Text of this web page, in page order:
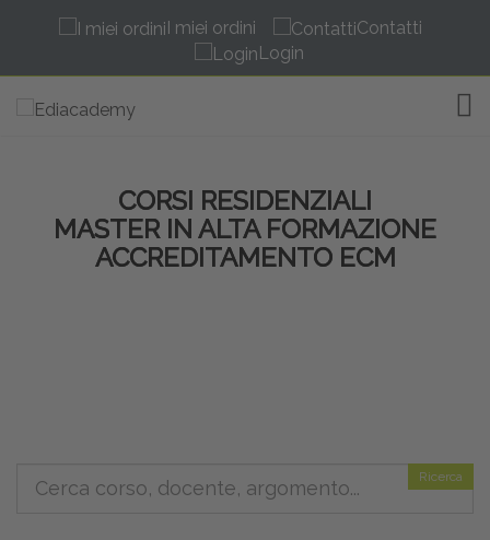
I miei ordini
Contatti
Login
CORSI RESIDENZIALI
MASTER IN ALTA FORMAZIONE
ACCREDITAMENTO ECM
Ricerca